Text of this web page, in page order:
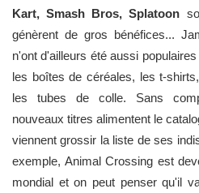
Kart, Smash Bros, Splatoon
génèrent de gros bénéfices...
n'ont d'ailleurs été aussi
les boîtes de céréales, les t-
les tubes de colle. Sans
nouveaux titres alimentent le
viennent grossir la liste de ses
exemple, Animal Crossing est
mondial et on peut penser qu'il